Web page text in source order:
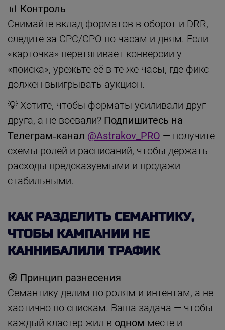
📊 Контроль
Снимайте вклад форматов в оборот и DRR,
следите за CPC/CPO по часам и дням. Если
«карточка» перетягивает конверсии у
«поиска», урежьте её в те же часы, где фикс
должен выигрывать аукцион.
💡 Хотите, чтобы форматы усиливали друг
друга, а не воевали? Подпишитесь на
Телеграм‑канал @Astrakov_PRO — получите
схемы ролей и расписаний, чтобы держать
расходы предсказуемыми и продажи
стабильными.
КАК РАЗДЕЛИТЬ СЕМАНТИКУ,
ЧТОБЫ КАМПАНИИ НЕ
КАННИБАЛИЛИ ТРАФИК
🧭 Принцип разнесения
Семантику делим по ролям и интентам, а не
хаотично по спискам. Ваша задача — чтобы
каждый кластер жил в одном месте и